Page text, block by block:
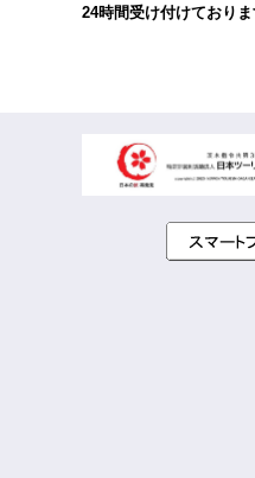
24時間受け付けておりま